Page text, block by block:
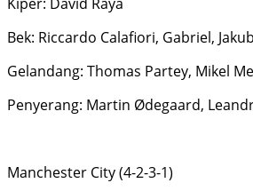
Bek: Riccardo Calafiori, Gabriel,
Gelandang: Thomas Partey, Mikel
Penyerang: Martin Ødegaard,
Manchester City (4-2-3-1)